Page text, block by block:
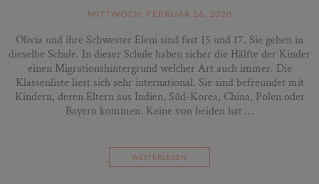
MITTWOCH, FEBRUAR 26, 2020
Olivia und ihre Schwester Eleni sind fast 15 und 17. Sie gehen in
dieselbe Schule. In dieser Schule haben sicher die Hälfte der Kinder
einen Migrationshintergrund welcher Art auch immer. Die
Klassenliste liest sich sehr international. Sie sind befreundet mit
Kindern, deren Eltern aus Indien, Süd-Korea, China, Polen oder
Bayern kommen. Keine von beiden hat …
WEITERLESEN